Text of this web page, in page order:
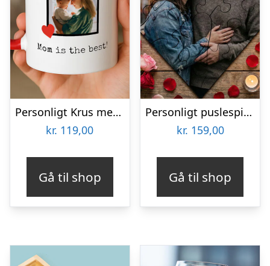
Personligt Krus med Foto & Kærlig Tekst
kr. 119,00
Gå til shop
Personligt puslespil med Billede – Hjerte
kr. 159,00
Gå til shop